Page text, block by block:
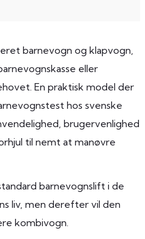
barnevogn og klapvogn,
eller
En praktisk model der
hos svenske
brugervenlighed
til nemt at manøvre
barnevognslift i de
liv, men derefter vil den
kombivogn.